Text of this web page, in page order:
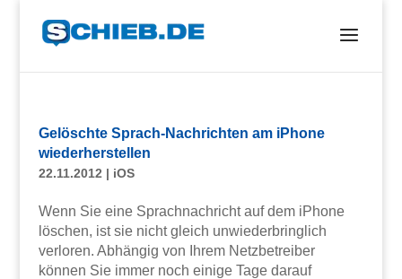
Gelöschte Sprach-Nachrichten am iPhone
wiederherstellen
22.11.2012 | iOS
Wenn Sie eine Sprachnachricht auf dem iPhone
löschen, ist sie nicht gleich unwiederbringlich
verloren. Abhängig von Ihrem Netzbetreiber
können Sie immer noch einige Tage darauf